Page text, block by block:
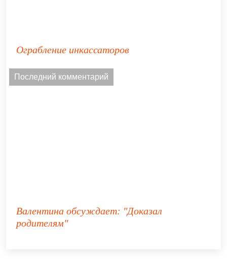
Ограбление инкассаторов
Последний комментарий
Валентина обсуждает: "Доказал
родителям"